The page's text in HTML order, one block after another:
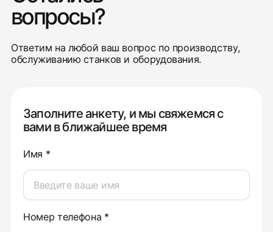
вопросы?
Ответим на любой ваш вопрос по производству,
обслуживанию станков и оборудования.
Заполните анкету, и мы свяжемся с
вами в ближайшее время
Имя *
Номер телефона *